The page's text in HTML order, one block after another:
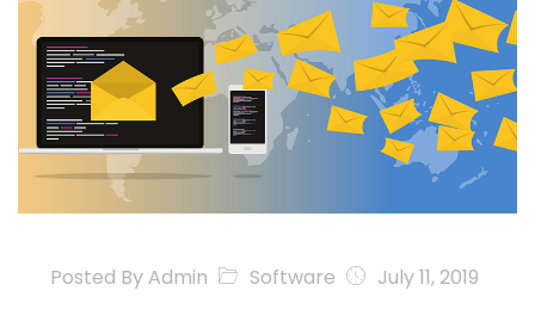
Posted By Admin Software July 11, 2019